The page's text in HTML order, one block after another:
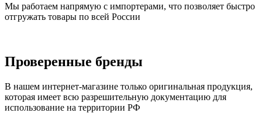
Мы работаем напрямую с импортерами, что позволяет быстро
отгружать товары по всей России
Проверенные бренды
В нашем интернет-магазине только оригинальная продукция,
которая имеет всю разрешительную документацию для
использование на территории РФ